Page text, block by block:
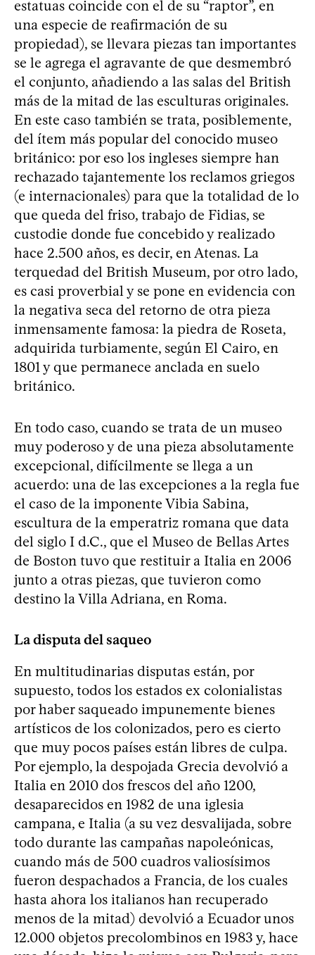
estatuas coincide con el de su “raptor”, en
una especie de reafirmación de su
propiedad), se llevara piezas tan importantes
se le agrega el agravante de que desmembró
el conjunto, añadiendo a las salas del British
más de la mitad de las esculturas originales.
En este caso también se trata, posiblemente,
del ítem más popular del conocido museo
británico: por eso los ingleses siempre han
rechazado tajantemente los reclamos griegos
(e internacionales) para que la totalidad de lo
que queda del friso, trabajo de Fidias, se
custodie donde fue concebido y realizado
hace 2.500 años, es decir, en Atenas. La
terquedad del British Museum, por otro lado,
es casi proverbial y se pone en evidencia con
la negativa seca del retorno de otra pieza
inmensamente famosa: la piedra de Roseta,
adquirida turbiamente, según El Cairo, en
1801 y que permanece anclada en suelo
británico.
En todo caso, cuando se trata de un museo
muy poderoso y de una pieza absolutamente
excepcional, difícilmente se llega a un
acuerdo: una de las excepciones a la regla fue
el caso de la imponente Vibia Sabina,
escultura de la emperatriz romana que data
del siglo I d.C., que el Museo de Bellas Artes
de Boston tuvo que restituir a Italia en 2006
junto a otras piezas, que tuvieron como
destino la Villa Adriana, en Roma.
La disputa del saqueo
En multitudinarias disputas están, por
supuesto, todos los estados ex colonialistas
por haber saqueado impunemente bienes
artísticos de los colonizados, pero es cierto
que muy pocos países están libres de culpa.
Por ejemplo, la despojada Grecia devolvió a
Italia en 2010 dos frescos del año 1200,
desaparecidos en 1982 de una iglesia
campana, e Italia (a su vez desvalijada, sobre
todo durante las campañas napoleónicas,
cuando más de 500 cuadros valiosísimos
fueron despachados a Francia, de los cuales
hasta ahora los italianos han recuperado
menos de la mitad) devolvió a Ecuador unos
12.000 objetos precolombinos en 1983 y, hace